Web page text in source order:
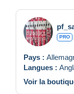
PRO
Pays :
Langues :
Voir la